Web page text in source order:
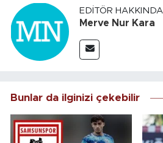
EDITÖR HAKKINDA
Merve Nur Kara
Bunlar da ilginizi çekebilir